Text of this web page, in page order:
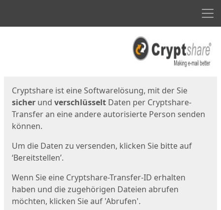
Cryptshare ist eine Softwarelösung, mit der Sie
sicher und verschlüsselt Daten per Cryptshare-
Transfer an eine andere autorisierte Person senden
können.
Um die Daten zu versenden, klicken Sie bitte auf
‘Bereitstellen’.
Wenn Sie eine Cryptshare-Transfer-ID erhalten
haben und die zugehörigen Dateien abrufen
möchten, klicken Sie auf 'Abrufen'.